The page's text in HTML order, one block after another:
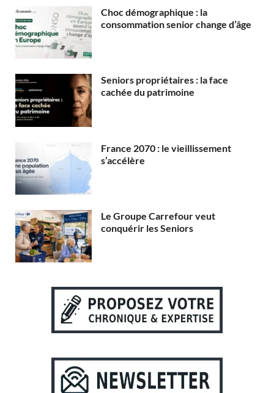
Choc démographique : la
consommation senior change d’âge
Seniors propriétaires : la face
cachée du patrimoine
France 2070 : le vieillissement
s’accélère
Le Groupe Carrefour veut
conquérir les Seniors